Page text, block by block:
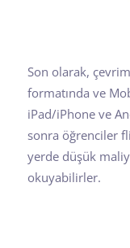
Son olarak,
formatında ve
iPad/iPhone ve
sonra öğrenciler
yerde düşük
okuyabilirler.